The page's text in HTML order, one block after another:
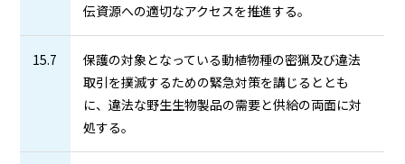
伝資源への適切なアクセスを推進する。
15.7
保護の対象となっている動植物種の密猟及び違法
取引を撲滅するための緊急対策を講じるととも
に、違法な野生生物製品の需要と供給の両面に対
処する。